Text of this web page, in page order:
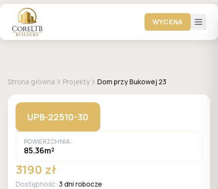
WYCENA
Strona główna Projekty Dom przy Bukowej 23
UPB-22510-30
POWIERZCHNIA:
85.36m²
3190 zł
Dostępność: 3 dni robocze